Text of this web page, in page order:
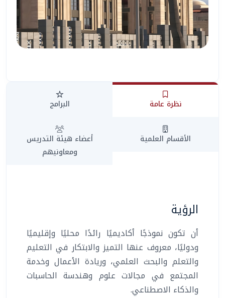
نظرة عامة البرامج
الأقسام العلمية
أعضاء هيئة التدريس
ومعاونيهم
الرؤية
أن تكون نموذجًا أكاديميًا رائدًا محليًا وإقليميًا
ودوليًا، معروف عنها التميز والابتكار في التعليم
والتعلم والبحث العلمي، وريادة الأعمال وخدمة
المجتمع في مجالات علوم وهندسة الحاسبات
والذكاء الاصطناعي.
المساعد الذكي (NMU)